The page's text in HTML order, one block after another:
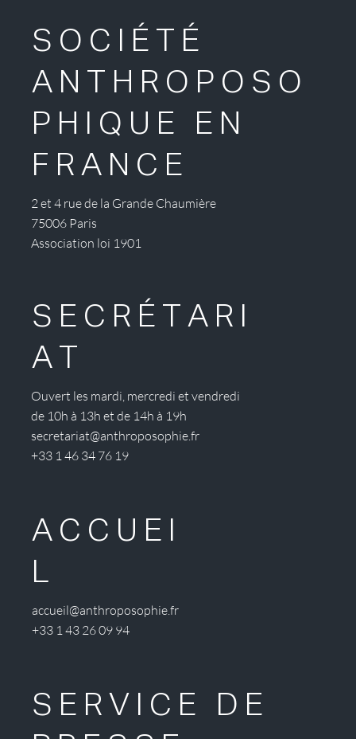
SOCIÉTÉ
ANTHROPOSO
PHIQUE EN
FRANCE
2 et 4 rue de la Grande Chaumière
75006 Paris
Association loi 1901
SECRÉTARI
AT
Ouvert les mardi, mercredi et vendredi
de 10h à 13h et de 14h à 19h
secretariat@anthroposophie.fr
+33 1 46 34 76 19
ACCUEI
L
accueil@anthroposophie.fr
+33 1 43 26 09 94
SERVICE DE